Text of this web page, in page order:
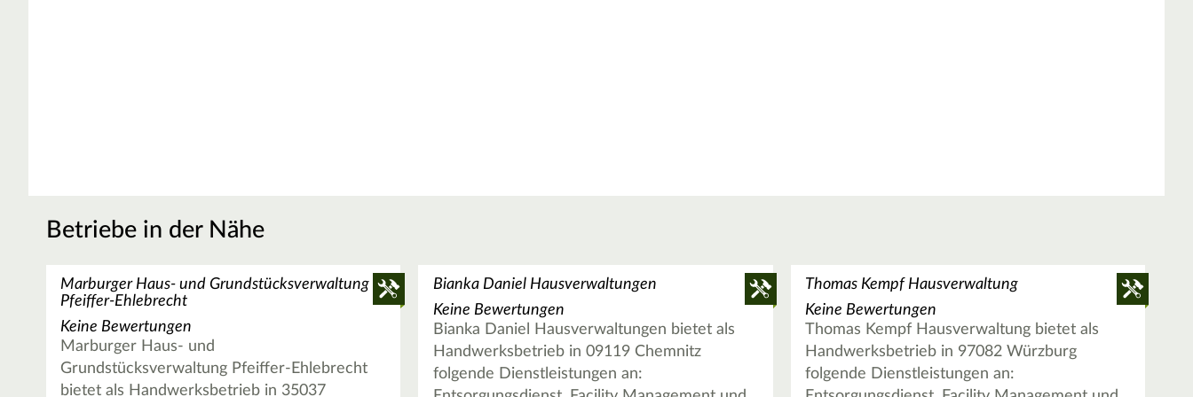
Betriebe in der Nähe
Marburger Haus- und Grundstücksverwaltung
Pfeiffer-Ehlebrecht
Keine Bewertungen
Marburger Haus- und
Grundstücksverwaltung Pfeiffer-Ehlebrecht
bietet als Handwerksbetrieb in 35037
Bianka Daniel Hausverwaltungen
Keine Bewertungen
Bianka Daniel Hausverwaltungen bietet als
Handwerksbetrieb in 09119 Chemnitz
folgende Dienstleistungen an:
Thomas Kempf Hausverwaltung
Keine Bewertungen
Thomas Kempf Hausverwaltung bietet als
Handwerksbetrieb in 97082 Würzburg
folgende Dienstleistungen an: